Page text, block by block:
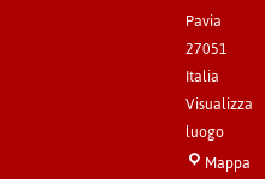
Pavia
27051
Italia
Visualizza
luogo
MappaSala